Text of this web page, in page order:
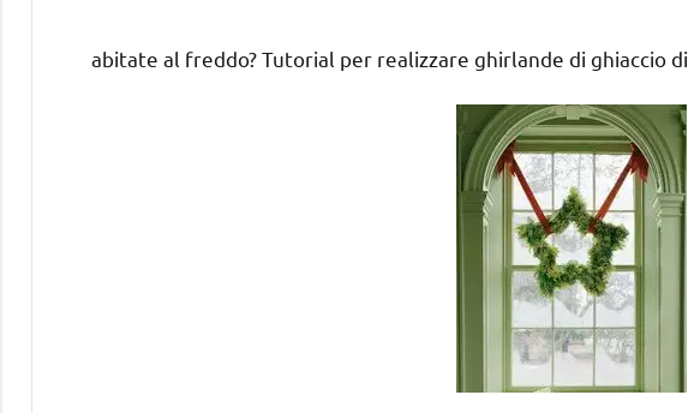
abitate al freddo? Tutorial per realizzare ghirlande di ghiaccio di